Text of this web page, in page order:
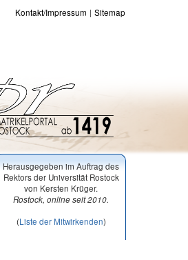
Kontakt/Impressum Sitemap
Herausgegeben im Auftrag des
Rektors der Universität Rostock
von Kersten Krüger.
Rostock, online seit 2010.
(Liste der Mitwirkenden)